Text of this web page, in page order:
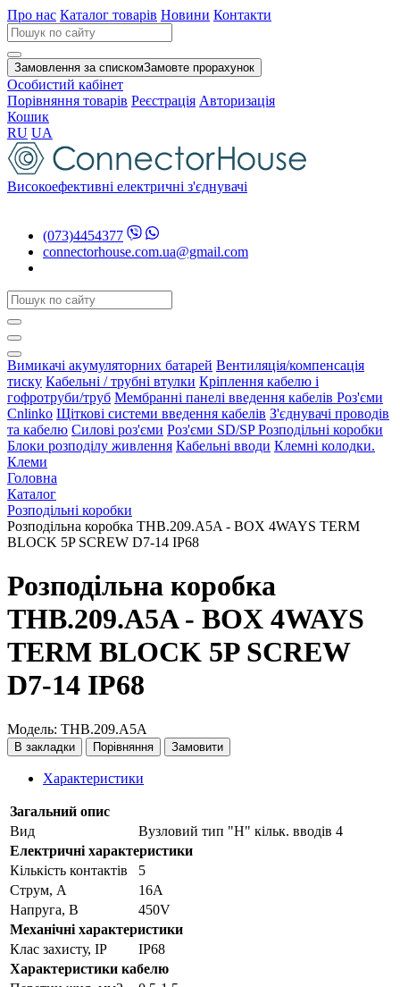
Про нас Каталог товарів Новини Контакти
Замовлення за спискомЗамовте прорахунок
Особистий кабінет
Порівняння товарів Реєстрація Авторизація
Кошик
RU UA
Високоефективні електричні з'єднувачі
(073)4454377
connectorhouse.com.ua@gmail.com
Вимикачі акумуляторних батарей Вентиляція/компенсація
тиску Кабельні / трубні втулки Кріплення кабелю і
гофротруби/труб Мембранні панелі введення кабелів Роз'єми
Cnlinko Щіткові системи введення кабелів З'єднувачі проводів
та кабелю Силові роз'єми Роз'єми SD/SPРозподільні коробки
Блоки розподілу живлення Кабельні вводи Клемні колодки.
Клеми
Головна
Каталог
Розподільні коробки
Розподільна коробка THB.209.A5A - BOX 4WAYS TERM
BLOCK 5P SCREW D7-14 IP68
Розподільна коробка
THB.209.A5A - BOX 4WAYS
TERM BLOCK 5P SCREW
D7-14 IP68
Модель: THB.209.A5A
В закладки Порівняння Замовити
Характеристики
Загальний опис
Вид
Вузловий тип "H" кільк. вводів 4
Електричні характеристики
Кількість контактів
5
Струм, А
16А
Напруга, В
450V
Механічні характеристики
Клас захисту, IP
IP68
Характеристики кабелю